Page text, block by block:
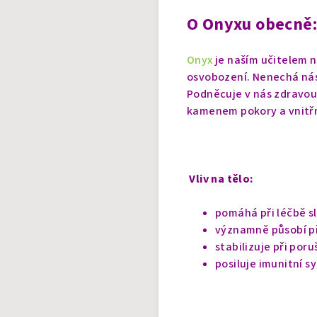
O Onyxu obecně:
Onyx je naším učitelem
osvobození. Nenechá
Podněcuje v nás
kamenem pokory a
Vliv na tělo:
pomáhá při léčbě
významně působí
stabilizuje při
posiluje imunitní